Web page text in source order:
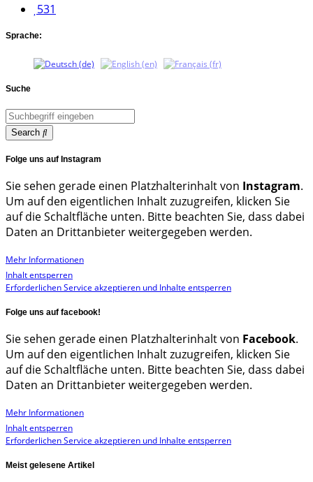
531
Sprache:
Suche
Search
Folge uns auf Instagram
Sie sehen gerade einen Platzhalterinhalt von Instagram.
Um auf den eigentlichen Inhalt zuzugreifen, klicken Sie
auf die Schaltfläche unten. Bitte beachten Sie, dass dabei
Daten an Drittanbieter weitergegeben werden.
Mehr Informationen
Inhalt entsperren
Erforderlichen Service akzeptieren und Inhalte entsperren
Folge uns auf facebook!
Sie sehen gerade einen Platzhalterinhalt von Facebook.
Um auf den eigentlichen Inhalt zuzugreifen, klicken Sie
auf die Schaltfläche unten. Bitte beachten Sie, dass dabei
Daten an Drittanbieter weitergegeben werden.
Mehr Informationen
Inhalt entsperren
Erforderlichen Service akzeptieren und Inhalte entsperren
Meist gelesene Artikel